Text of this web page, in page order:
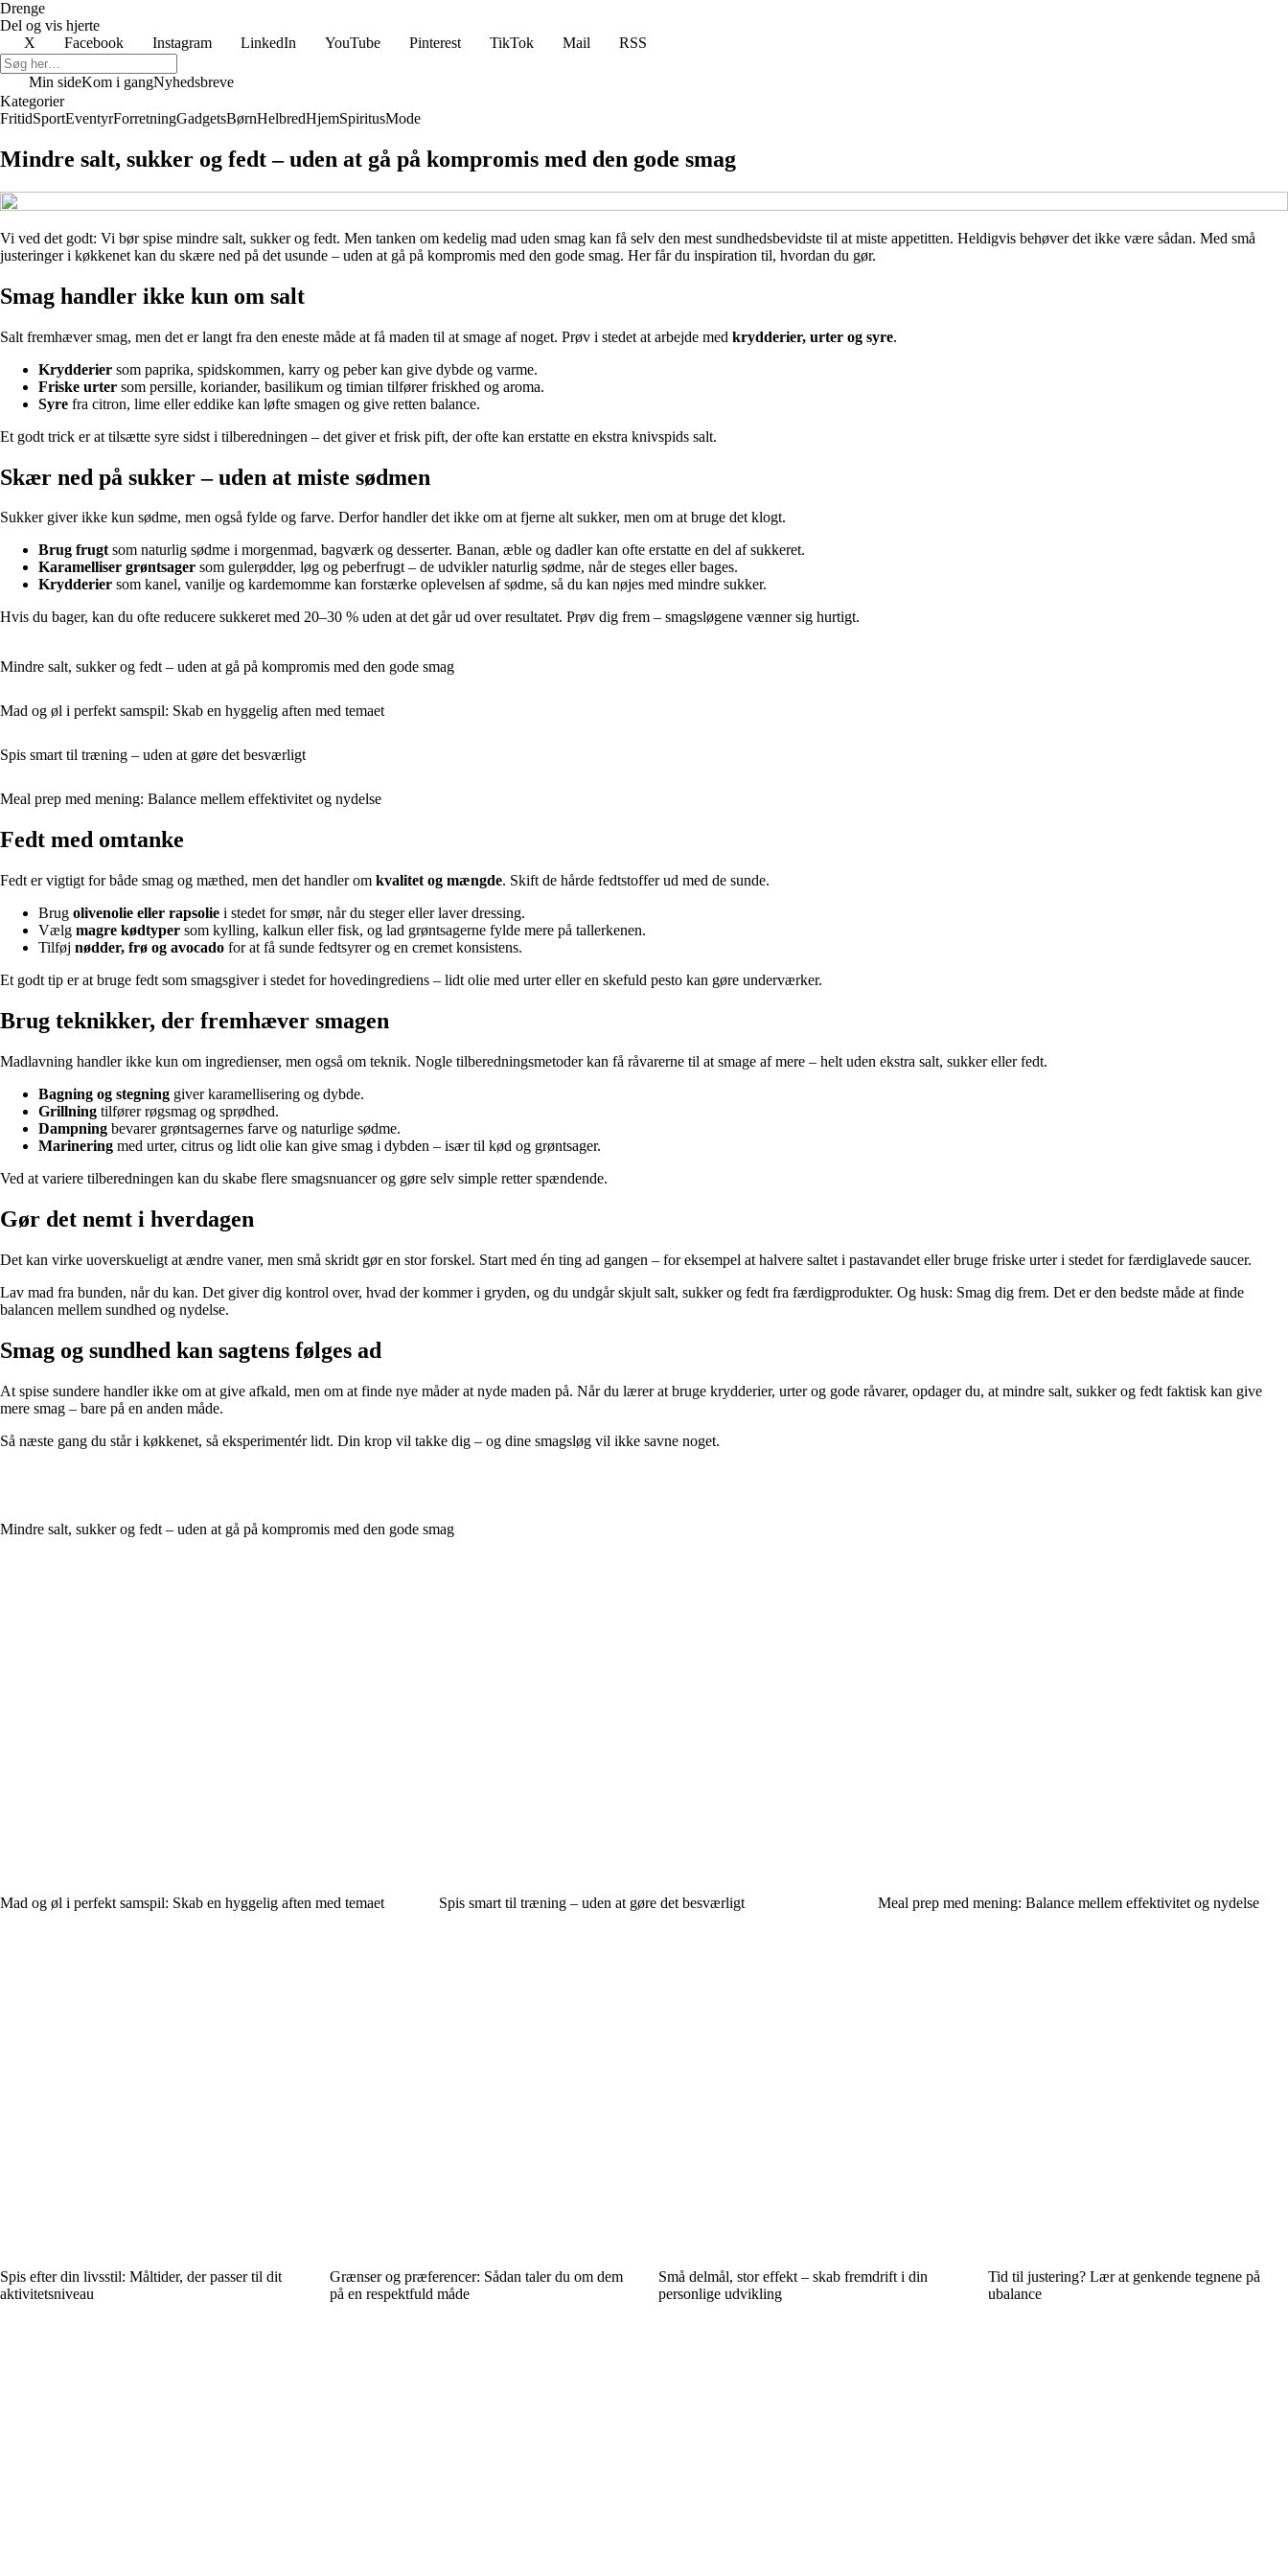
Drenge
Del og vis hjerte
X
Facebook Instagram LinkedIn YouTube Pinterest TikTok Mail RSS
Min sideKom i gangNyhedsbreve
Kategorier
FritidSportEventyrForretningGadgetsBørnHelbredHjemSpiritusMode
Mindre salt, sukker og fedt – uden at gå på kompromis med den gode smag
Vi ved det godt: Vi bør spise mindre salt, sukker og fedt. Men tanken om kedelig mad uden smag kan få selv den mest sundhedsbevidste til at miste appetitten. Heldigvis behøver det ikke være sådan. Med små
justeringer i køkkenet kan du skære ned på det usunde – uden at gå på kompromis med den gode smag. Her får du inspiration til, hvordan du gør.
Smag handler ikke kun om salt
Salt fremhæver smag, men det er langt fra den eneste måde at få maden til at smage af noget. Prøv i stedet at arbejde med krydderier, urter og syre.
Krydderier som paprika, spidskommen, karry og peber kan give dybde og varme.
Friske urter som persille, koriander, basilikum og timian tilfører friskhed og aroma.
Syre fra citron, lime eller eddike kan løfte smagen og give retten balance.
Et godt trick er at tilsætte syre sidst i tilberedningen – det giver et frisk pift, der ofte kan erstatte en ekstra knivspids salt.
Skær ned på sukker – uden at miste sødmen
Sukker giver ikke kun sødme, men også fylde og farve. Derfor handler det ikke om at fjerne alt sukker, men om at bruge det klogt.
Brug frugtsom naturlig sødme i morgenmad, bagværk og desserter. Banan, æble og dadler kan ofte erstatte en del af sukkeret.
Karamelliser grøntsager som gulerødder, løg og peberfrugt – de udvikler naturlig sødme, når de steges eller bages.
Krydderier som kanel, vanilje og kardemomme kan forstærke oplevelsen af sødme, så du kan nøjes med mindre sukker.
Hvis du bager, kan du ofte reducere sukkeret med 20–30 % uden at det går ud over resultatet. Prøv dig frem – smagsløgene vænner sig hurtigt.
Mindre salt, sukker og fedt – uden at gå på kompromis med den gode smag
Mad og øl i perfekt samspil: Skab en hyggelig aften med temaet
Spis smart til træning – uden at gøre det besværligt
Meal prep med mening: Balance mellem effektivitet og nydelse
Fedt med omtanke
Fedt er vigtigt for både smag og mæthed, men det handler om kvalitet og mængde. Skift de hårde fedtstoffer ud med de sunde.
Brug olivenolie eller rapsolie i stedet for smør, når du steger eller laver dressing.
Vælg magre kødtyper som kylling, kalkun eller fisk, og lad grøntsagerne fylde mere på tallerkenen.
Tilføj nødder, frø og avocado for at få sunde fedtsyrer og en cremet konsistens.
Et godt tip er at bruge fedt som smagsgiver i stedet for hovedingrediens – lidt olie med urter eller en skefuld pesto kan gøre underværker.
Brug teknikker, der fremhæver smagen
Madlavning handler ikke kun om ingredienser, men også om teknik. Nogle tilberedningsmetoder kan få råvarerne til at smage af mere – helt uden ekstra salt, sukker eller fedt.
Bagning og stegning giver karamellisering og dybde.
Grillning tilfører røgsmag og sprødhed.
Dampning bevarer grøntsagernes farve og naturlige sødme.
Marinering med urter, citrus og lidt olie kan give smag i dybden – især til kød og grøntsager.
Ved at variere tilberedningen kan du skabe flere smagsnuancer og gøre selv simple retter spændende.
Gør det nemt i hverdagen
Det kan virke uoverskueligt at ændre vaner, men små skridt gør en stor forskel. Start med én ting ad gangen – for eksempel at halvere saltet i pastavandet eller bruge friske urter i stedet for færdiglavede saucer.
Lav mad fra bunden, når du kan. Det giver dig kontrol over, hvad der kommer i gryden, og du undgår skjult salt, sukker og fedt fra færdigprodukter. Og husk: Smag dig frem. Det er den bedste måde at finde
balancen mellem sundhed og nydelse.
Smag og sundhed kan sagtens følges ad
At spise sundere handler ikke om at give afkald, men om at finde nye måder at nyde maden på. Når du lærer at bruge krydderier, urter og gode råvarer, opdager du, at mindre salt, sukker og fedt faktisk kan give
mere smag – bare på en anden måde.
Så næste gang du står i køkkenet, så eksperimentér lidt. Din krop vil takke dig – og dine smagsløg vil ikke savne noget.
Mindre salt, sukker og fedt – uden at gå på kompromis med den gode smag
Mad og øl i perfekt samspil: Skab en hyggelig aften med temaet Spis smart til træning – uden at gøre det besværligt Meal prep med mening: Balance mellem effektivitet og nydelse
Spis efter din livsstil: Måltider, der passer til dit
aktivitetsniveau
Grænser og præferencer: Sådan taler du om dem
på en respektfuld måde
Små delmål, stor effekt – skab fremdrift i din
personlige udvikling
Tid til justering? Lær at genkende tegnene på
ubalance